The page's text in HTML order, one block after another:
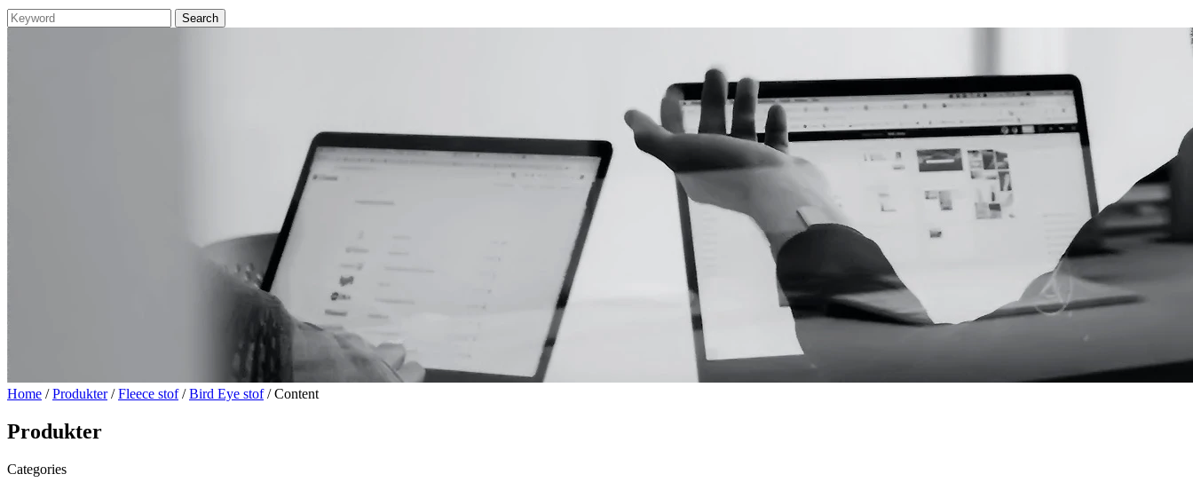
Home /Produkter/Fleece stof/Bird Eye stof/ Content
Produkter
Categories